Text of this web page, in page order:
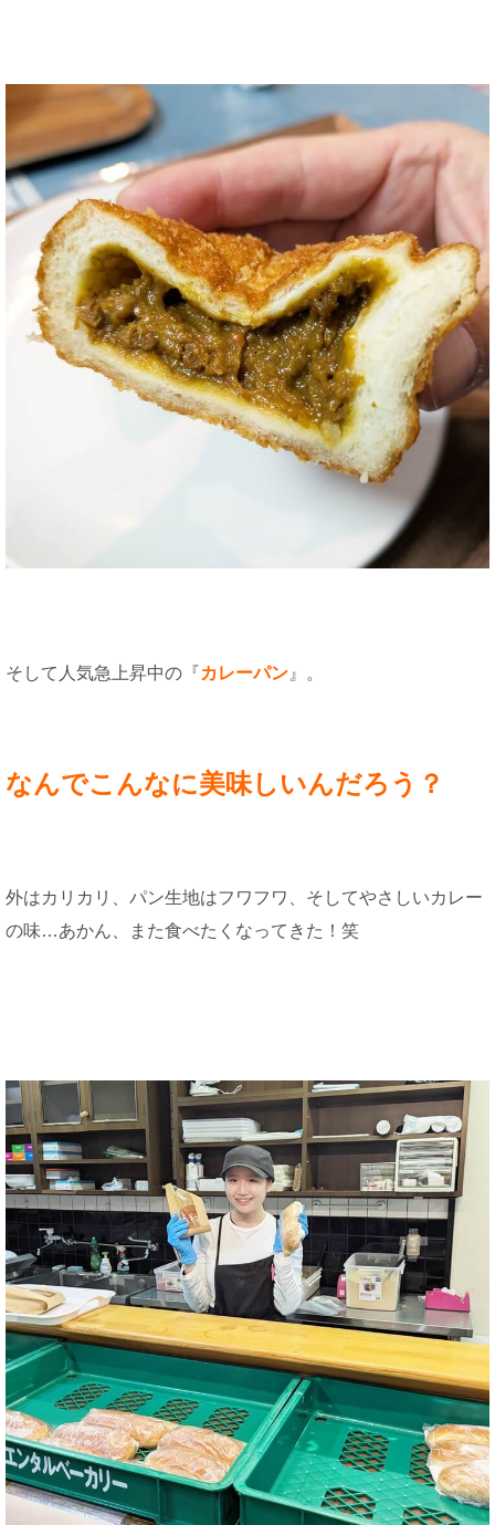
そして人気急上昇中の『カレーパン 』。
なんでこんなに美味しいんだろう？
外はカリカリ、パン生地はフワフワ、そしてやさしいカレー
の味…あかん、また食べたくなってきた！笑